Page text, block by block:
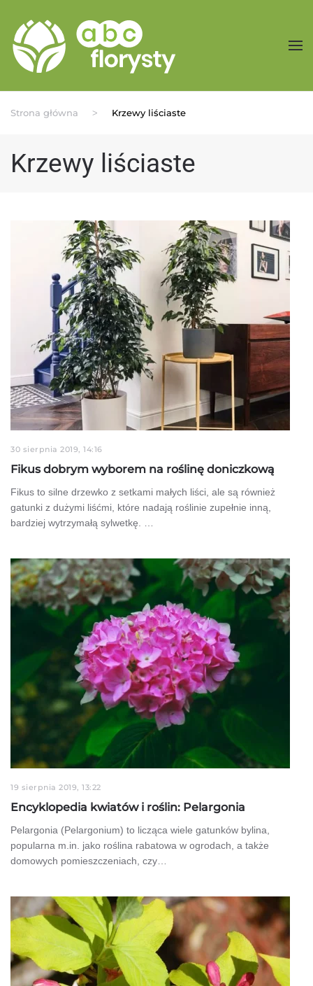
Przejdź do treści głównej
Strona główna Krzewy liściaste
Krzewy liściaste
30 sierpnia 2019, 14:16
Fikus dobrym wyborem na roślinę doniczkową
Fikus to silne drzewko z setkami małych liści, ale są również
gatunki z dużymi liśćmi, które nadają roślinie zupełnie inną,
bardziej wytrzymałą sylwetkę. …
19 sierpnia 2019, 13:22
Encyklopedia kwiatów i roślin: Pelargonia
Pelargonia (Pelargonium) to licząca wiele gatunków bylina,
popularna m.in. jako roślina rabatowa w ogrodach, a także
domowych pomieszczeniach, czy…